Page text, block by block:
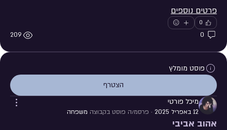
פרטים נוספים
0
0
209
פוסט מומלץ
הצטרף
מיכל פורטי
12 באפריל 2025 · פרסמ/ה פוסט בקבוצה משפחה
אהוב אביבי